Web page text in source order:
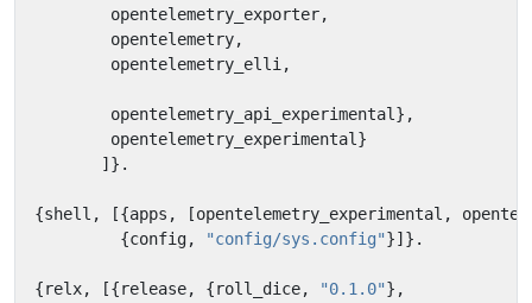
opentelemetry_exporter,
opentelemetry,
opentelemetry_elli ,
opentelemetry_api_experimental },
opentelemetry_experimental }
]}.
{shell , [{apps , [opentelemetry_experimental ,
{config, "config/sys.config"}]}.
{relx, [{release, {roll_dice, "0.1.0"},